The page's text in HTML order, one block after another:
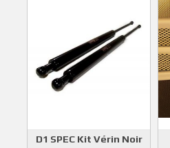
D1 SPEC Kit Vérin Noir